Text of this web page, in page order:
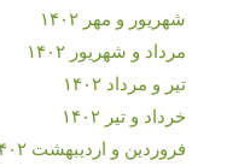
شهریور و مهر ۱۴۰۲
مرداد و شهریور ۱۴۰۲
تیر و مرداد ۱۴۰۲
خرداد و تیر ۱۴۰۲
فروردین و اردیبهشت ۱۴۰۲